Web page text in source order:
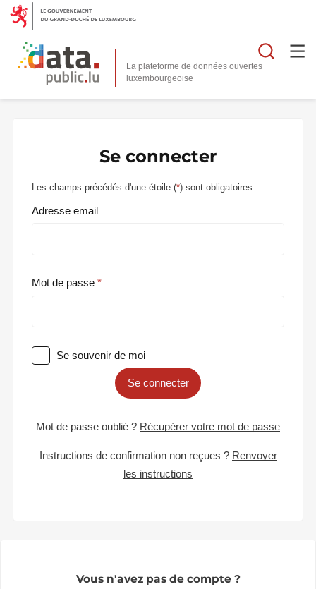
La plateforme de données ouvertes
Se connecter
Les champs précédés d'une étoile (*) sont obligatoires.
Adresse email
Mot de passe
Se souvenir de moi
Se connecter
Mot de passe oublié ? Récupérer votre mot de passe
Instructions de confirmation non reçues ? Renvoyer
les instructions
Vous n'avez pas de compte ?